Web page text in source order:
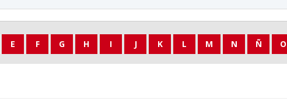
E F G H I J K L M N Ñ O